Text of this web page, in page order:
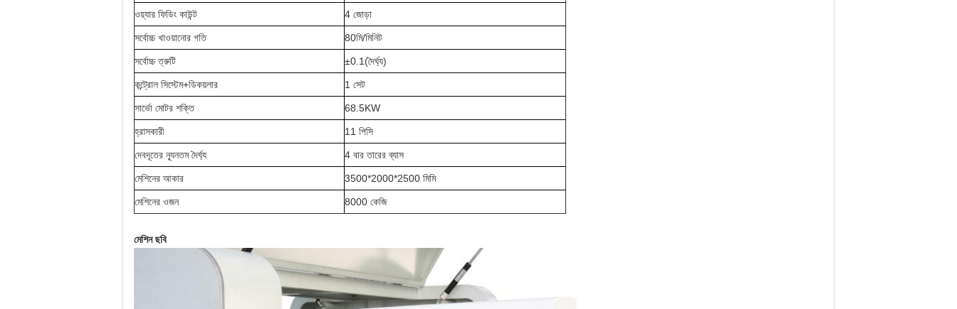
ওয়্যার ফিডিং কাউন্ট 4 জোড়া
সর্বোচ্চ খাওয়ানোর গতি 80মি/মিনিট
সর্বোচ্চ ত্রুটি ±0.1(দৈর্ঘ্য)
কন্ট্রোল সিস্টেম+ডিকয়লার 1 সেট
সার্ভো মোটর শক্তি 68.5KW
হ্রাসকারী 11 পিসি
দেবদূতের ন্যূনতম দৈর্ঘ্য 4 বার তারের ব্যাস
মেশিনের আকার 3500*2000*2500 মিমি
মেশিনের ওজন 8000 কেজি
মেশিন ছবি